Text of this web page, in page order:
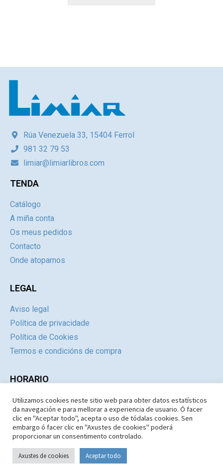
Rúa Venezuela 33, 15404 Ferrol
981 32 79 53
limiar@limiarlibros.com
TENDA
Catálogo
A miña conta
Os meus pedidos
Contacto
Onde atoparnos
LEGAL
Aviso legal
Política de privacidade
Política de Cookies
Termos e condicións de compra
HORARIO
Día Mañás
Tardes
Luns a Xoves
09:30 – 14.30
Pechado
Venres e Sábados
09:30 – 14:30
Domingos e Festivos
09:30 – 14:30
Utilizamos cookies neste sitio web para obter datos estatísticos
da navegación e para mellorar a experiencia de usuario. Ó facer
clic en "Aceptar todo", acepta o uso de tódalas cookies. Sen
embargo ó facer clic en "Axustes de cookies" poderá
proporcionar un consentimento controlado.
Axustes de cookies Aceptar todo